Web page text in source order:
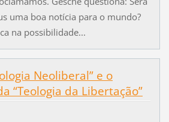
uma boa notícia para o mundo?
na possibilidade...
Neoliberal” e o
“Teologia da Libertação”